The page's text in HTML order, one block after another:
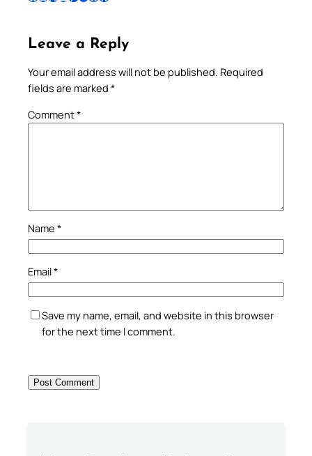
Leave a Reply
Your email address will not be published. Required
fields are marked *
Comment*
Name *
Email*
Save my name, email, and website in this browser
for the next time I comment.